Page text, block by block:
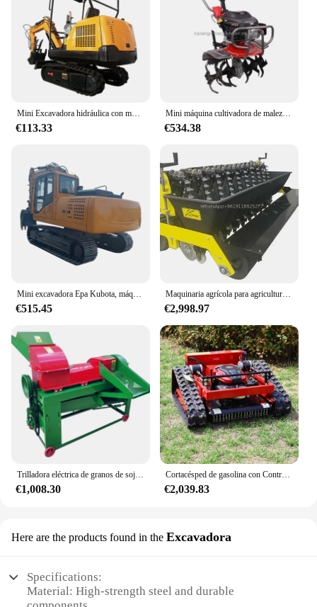
Mini Excavadora hidráulica con motor diésel, máquina de oruga para granja, hogar, jardín, fábrica China personalizada, 1,7 toneladas
€113.33
Mini máquina cultivadora de malezas, maquinaria agrícola de campo, cultivador de granja agrícola
€534.38
Mini excavadora Epa Kubota, máquina de paquete agrícola, motor personalizado
€515.45
Maquinaria agrícola para agricultura, tractor, máquina de siembra de ajo montada en la parte trasera, novedad
€2,998.97
Trilladora eléctrica de granos de soja, desgranadora de maíz, máquina para granja
€1,008.30
Cortacésped de gasolina con Control remoto para jardín, máquina cortadora de césped de 550mm, cinturones verdes, huertos, disponible en EE. UU.
€2,039.83
Here are the products found in the Excavadora
Specifications:
Material: High-strength steel and durable